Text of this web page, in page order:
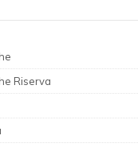
Riserva